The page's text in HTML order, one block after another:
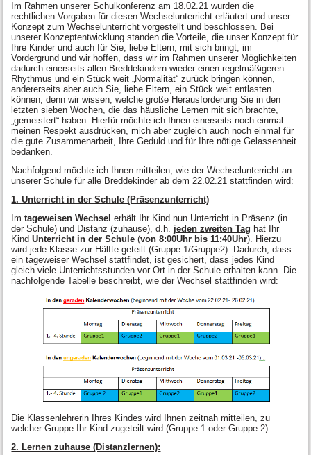
Im Rahmen unserer Schulkonferenz am 18.02.21 wurden die
rechtlichen Vorgaben für diesen Wechselunterricht erläutert und unser
Konzept zum Wechselunterricht vorgestellt und beschlossen. Bei
unserer Konzeptentwicklung standen die Vorteile, die unser Konzept für
Ihre Kinder und auch für Sie, liebe Eltern, mit sich bringt, im
Vordergrund und wir hoffen, dass wir im Rahmen unserer Möglichkeiten
dadurch einerseits allen Breddekindern wieder einen regelmäßigeren
Rhythmus und ein Stück weit „Normalität“ zurück bringen können,
andererseits aber auch Sie, liebe Eltern, ein Stück weit entlasten
können, denn wir wissen, welche große Herausforderung Sie in den
letzten sieben Wochen, die das häusliche Lernen mit sich brachte,
„gemeistert“ haben. Hierfür möchte ich Ihnen einerseits noch einmal
meinen Respekt ausdrücken, mich aber zugleich auch noch einmal für
die gute Zusammenarbeit, Ihre Geduld und für Ihre nötige Gelassenheit
bedanken.
Nachfolgend möchte ich Ihnen mitteilen, wie der Wechselunterricht an
unserer Schule für alle Breddekinder ab dem 22.02.21 stattfinden wird:
1. Unterricht in der Schule (Präsenzunterricht)
Imtageweisen Wechsel erhält Ihr Kind nun Unterricht in Präsenz (in
der Schule) und Distanz (zuhause), d.h. jeden zweiten Tag hat Ihr
KindUnterricht in der Schule (von 8:00Uhr bis 11:40Uhr). Hierzu
wird jede Klasse zur Hälfte geteilt (Gruppe 1/Gruppe2). Dadurch, dass
ein tageweiser Wechsel stattfindet, ist gesichert, dass jedes Kind
gleich viele Unterrichtsstunden vor Ort in der Schule erhalten kann. Die
nachfolgende Tabelle beschreibt, wie der Wechsel stattfinden wird:
Die Klassenlehrerin Ihres Kindes wird Ihnen zeitnah mitteilen, zu
welcher Gruppe Ihr Kind zugeteilt wird (Gruppe 1 oder Gruppe 2).
2. Lernen zuhause (Distanzlernen):